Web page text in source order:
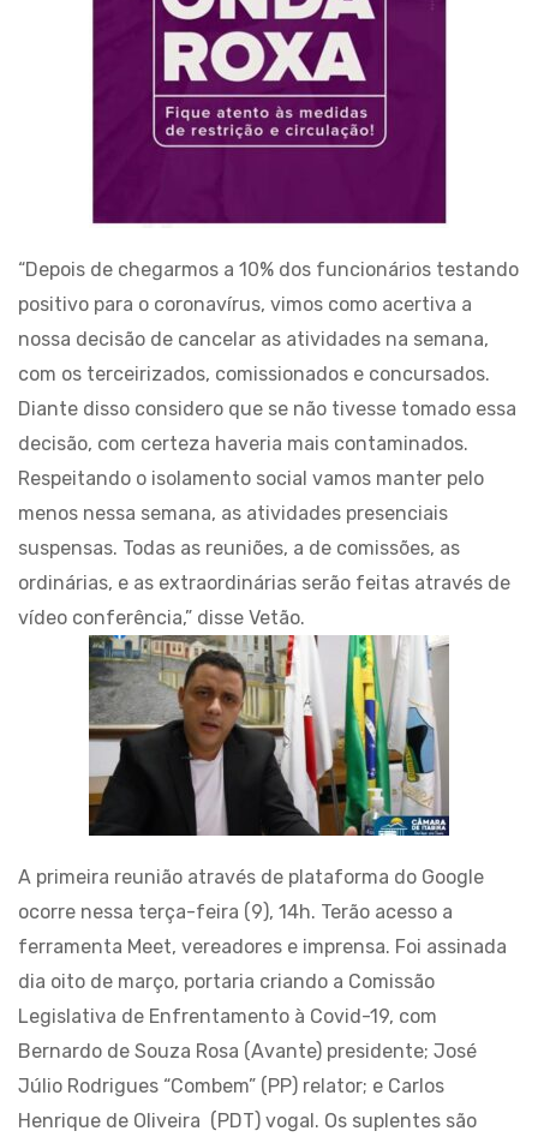
“Depois de chegarmos a 10% dos funcionários testando
positivo para o coronavírus, vimos como acertiva a
nossa decisão de cancelar as atividades na semana,
com os terceirizados, comissionados e concursados.
Diante disso considero que se não tivesse tomado essa
decisão, com certeza haveria mais contaminados.
Respeitando o isolamento social vamos manter pelo
menos nessa semana, as atividades presenciais
suspensas. Todas as reuniões, a de comissões, as
ordinárias, e as extraordinárias serão feitas através de
vídeo conferência,” disse Vetão.
A primeira reunião através de plataforma do Google
ocorre nessa terça-feira (9), 14h. Terão acesso a
ferramenta Meet, vereadores e imprensa. Foi assinada
dia oito de março, portaria criando a Comissão
Legislativa de Enfrentamento à Covid-19, com
Bernardo de Souza Rosa (Avante) presidente; José
Júlio Rodrigues “Combem” (PP) relator; e Carlos
Henrique de Oliveira (PDT) vogal. Os suplentes são